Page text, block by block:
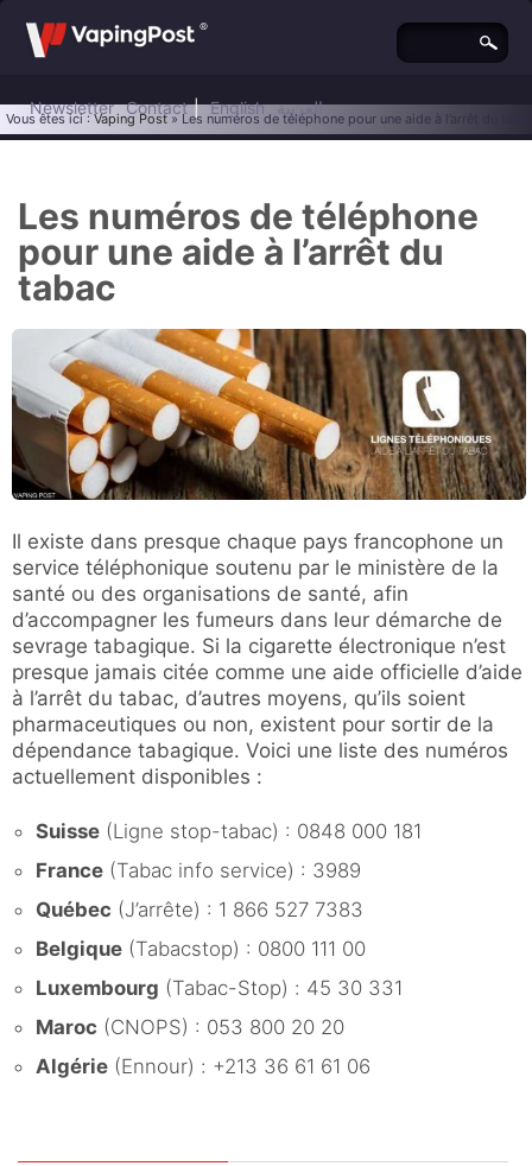
Newsletter Contact | English العربية
Vous êtes ici :Vaping Post» Les numéros de téléphone pour une aide à l’arrêt du
Les numéros de téléphone
pour une aide à l’arrêt du
tabac
Il existe dans presque chaque pays francophone un
service téléphonique soutenu par le ministère de la
santé ou des organisations de santé, afin
d’accompagner les fumeurs dans leur démarche de
sevrage tabagique. Si la cigarette électronique n’est
presque jamais citée comme une aide officielle d’aide
à l’arrêt du tabac, d’autres moyens, qu’ils soient
pharmaceutiques ou non, existent pour sortir de la
dépendance tabagique. Voici une liste des numéros
actuellement disponibles :
Suisse (Ligne stop-tabac) : 0848 000 181
France (Tabac info service) : 3989
Québec (J’arrête) : 1 866 527 7383
Belgique (Tabacstop) : 0800 111 00
Luxembourg (Tabac-Stop) : 45 30 331
Maroc (CNOPS) : 053 800 20 20
Algérie (Ennour) : +213 36 61 61 06